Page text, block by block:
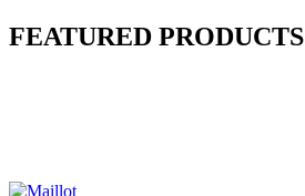
FEATURED PRODUCTS